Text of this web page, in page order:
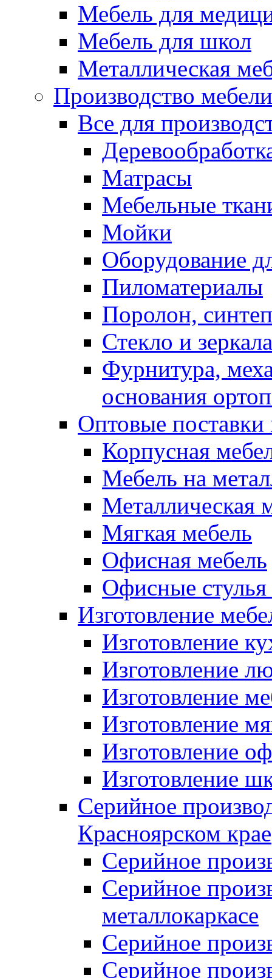
Мебель для
Мебель для школ
Металлическая
Производство мебели
Все для
Матрасы
Мебельные
Мойки
Оборудование
Пиломатериалы
Поролон,
Стекло и зеркала
Фурнитура,
основания
Оптовые поставки
Корпусная
Мебель на
Металлическая
Мягкая мебель
Офисная мебель
Офисные стулья
Изготовление
Изготовление
Изготовление
Изготовление
Изготовление
Изготовление
Изготовление
Серийное
Красноярском крае
Серийное
Серийное
металлокаркасе
Серийное
Серийное